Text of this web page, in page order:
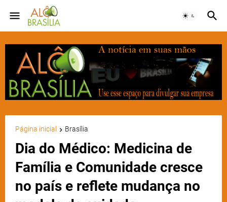
Página inicial Brasília
Dia do Médico: Medicina de
Família e Comunidade cresce
no país e reflete mudança no